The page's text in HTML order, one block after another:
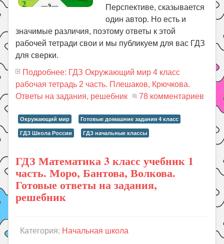
Перспективе, сказывается
один автор. Но есть и
значимые различия, поэтому ответы к этой
рабочей тетради свои и мы публикуем для вас ГДЗ
для сверки.
Подробнее: ГДЗ Окружающий мир 4 класс
рабочая тетрадь 2 часть. Плешаков, Крючкова.
Ответы на задания, решебник
78 комментариев
Окружающий мир Готовые домашние задания 4 класс
ГДЗ Школа России ГДЗ начальные классы
ГДЗ Математика 3 класс учебник 1
часть. Моро, Бантова, Волкова.
Готовые ответы на задания,
решебник
Категория: Начальная школа